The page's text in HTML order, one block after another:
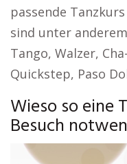
passende
sind unter
Tango, Walzer,
Quickstep, Paso
Wieso so eine
Besuch